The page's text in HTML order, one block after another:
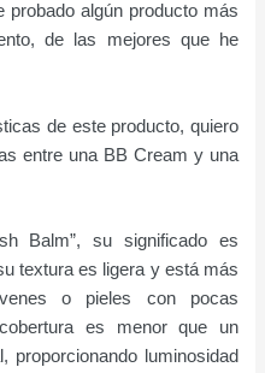
probado algún producto más
de las mejores que he
de este producto, quiero
entre una BB Cream y una
Balm”, su significado es
textura es ligera y está más
o pieles con pocas
es menor que un
proporcionando luminosidad